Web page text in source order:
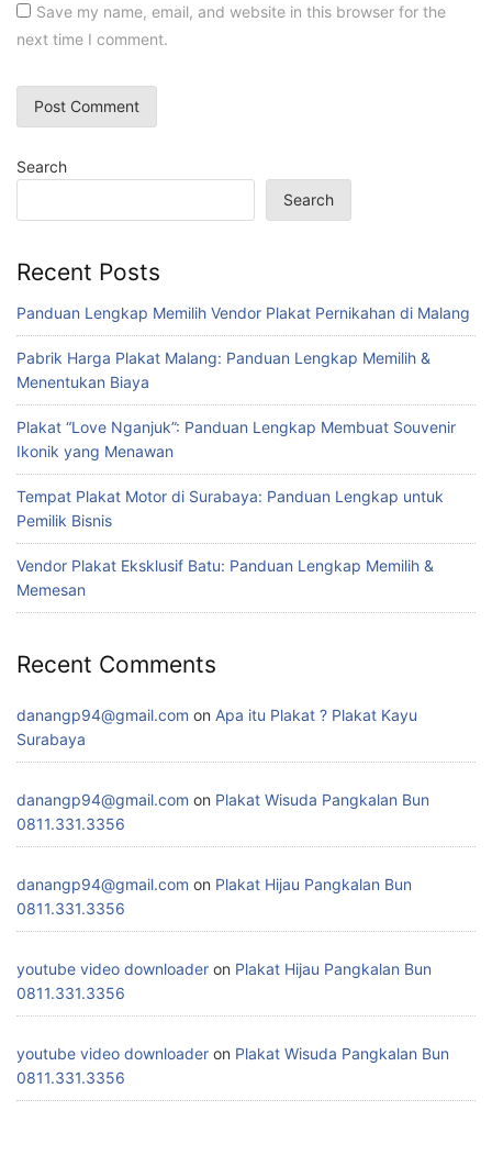
Save my name, email, and website in this browser for the
next time I comment.
Search
Search
Recent Posts
Panduan Lengkap Memilih Vendor Plakat Pernikahan di Malang
Pabrik Harga Plakat Malang: Panduan Lengkap Memilih &
Menentukan Biaya
Plakat “Love Nganjuk”: Panduan Lengkap Membuat Souvenir
Ikonik yang Menawan
Tempat Plakat Motor di Surabaya: Panduan Lengkap untuk
Pemilik Bisnis
Vendor Plakat Eksklusif Batu: Panduan Lengkap Memilih &
Memesan
Recent Comments
danangp94@gmail.com on Apa itu Plakat ? Plakat Kayu
Surabaya
danangp94@gmail.com on Plakat Wisuda Pangkalan Bun
0811.331.3356
danangp94@gmail.com on Plakat Hijau Pangkalan Bun
0811.331.3356
youtube video downloader on Plakat Hijau Pangkalan Bun
0811.331.3356
youtube video downloader on Plakat Wisuda Pangkalan Bun
0811.331.3356